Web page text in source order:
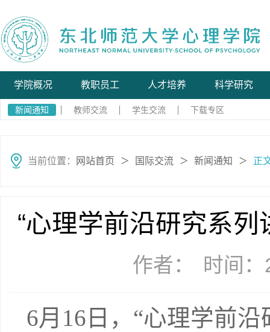
学院概况 教职员工 人才培养 科学研究
新闻通知 教师交流 学生交流 下载专区
当前位置： 网站首页 ＞ 国际交流 ＞ 新闻通知 ＞ 正
“心理学前沿研究系
作者： 时间
6月 16 日， “心理学前沿